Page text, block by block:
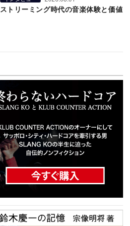
ストリーミング時代の音楽体験と価値